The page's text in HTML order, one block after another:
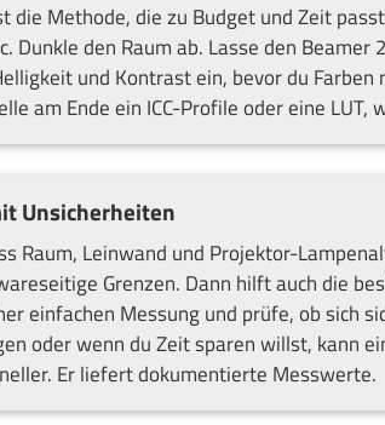
die Methode, die zu Budget und Zeit
Dunkle den Raum ab. Lasse den
und Kontrast ein, bevor du
am Ende ein ICC-Profile oder eine
Unsicherheiten
Raum, Leinwand und Projektor-
Grenzen. Dann hilft auch die
einfachen Messung und prüfe, ob sich
oder wenn du Zeit sparen willst, kann
Er liefert dokumentierte Messwerte.